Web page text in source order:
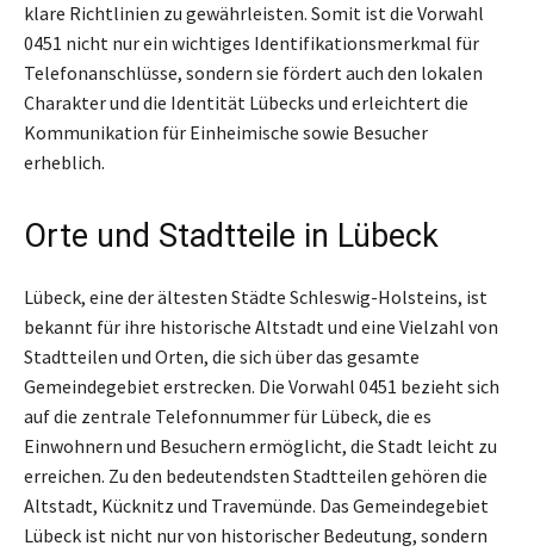
klare Richtlinien zu gewährleisten. Somit ist die Vorwahl
0451 nicht nur ein wichtiges Identifikationsmerkmal für
Telefonanschlüsse, sondern sie fördert auch den lokalen
Charakter und die Identität Lübecks und erleichtert die
Kommunikation für Einheimische sowie Besucher
erheblich.
Orte und Stadtteile in Lübeck
Lübeck, eine der ältesten Städte Schleswig-Holsteins, ist
bekannt für ihre historische Altstadt und eine Vielzahl von
Stadtteilen und Orten, die sich über das gesamte
Gemeindegebiet erstrecken. Die Vorwahl 0451 bezieht sich
auf die zentrale Telefonnummer für Lübeck, die es
Einwohnern und Besuchern ermöglicht, die Stadt leicht zu
erreichen. Zu den bedeutendsten Stadtteilen gehören die
Altstadt, Kücknitz und Travemünde. Das Gemeindegebiet
Lübeck ist nicht nur von historischer Bedeutung, sondern